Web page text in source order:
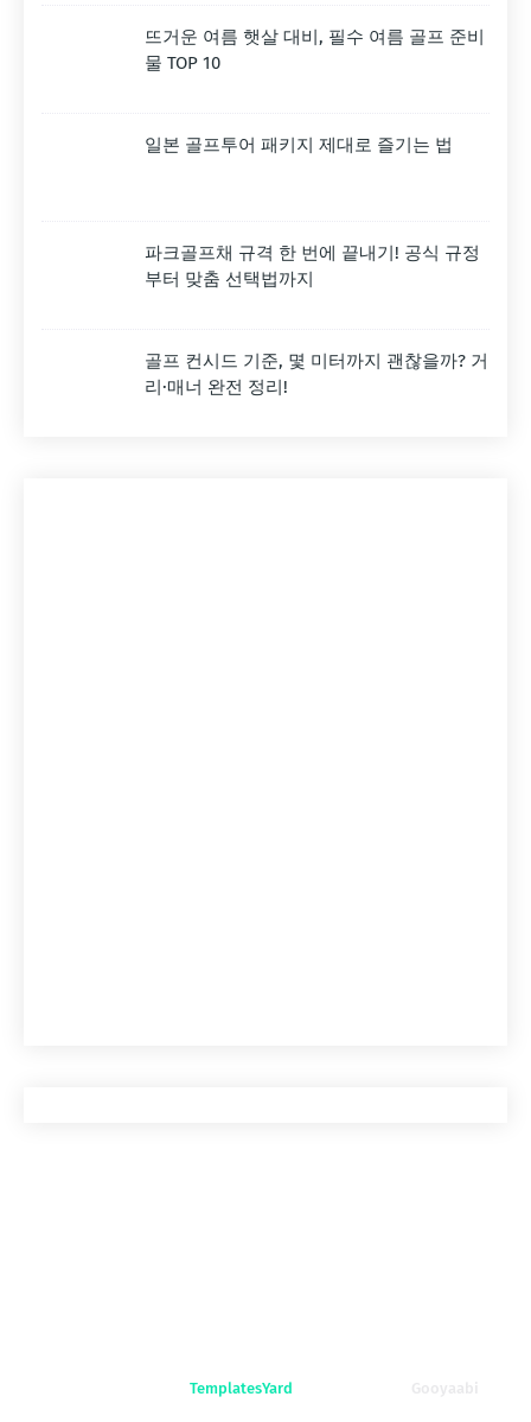
뜨거운 여름 햇살 대비, 필수 여름 골프 준비
물 TOP 10
일본 골프투어 패키지 제대로 즐기는 법
파크골프채 규격 한 번에 끝내기! 공식 규정
부터 맞춤 선택법까지
골프 컨시드 기준, 몇 미터까지 괜찮을까? 거
리·매너 완전 정리!
TemplatesYard